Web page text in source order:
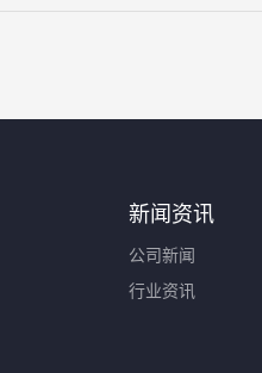
新闻资讯
公司新闻
行业资讯